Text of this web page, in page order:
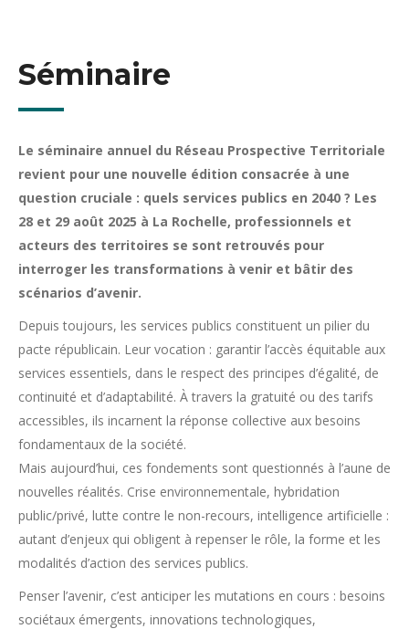
Séminaire
Le séminaire annuel du Réseau Prospective Territoriale
revient pour une nouvelle édition consacrée à une
question cruciale : quels services publics en 2040 ? Les
28 et 29 août 2025 à La Rochelle, professionnels et
acteurs des territoires se sont retrouvés pour
interroger les transformations à venir et bâtir des
scénarios d’avenir.
Depuis toujours, les services publics constituent un pilier du
pacte républicain. Leur vocation : garantir l’accès équitable aux
services essentiels, dans le respect des principes d’égalité, de
continuité et d’adaptabilité. À travers la gratuité ou des tarifs
accessibles, ils incarnent la réponse collective aux besoins
fondamentaux de la société.
Mais aujourd’hui, ces fondements sont questionnés à l’aune de
nouvelles réalités. Crise environnementale, hybridation
public/privé, lutte contre le non-recours, intelligence artificielle :
autant d’enjeux qui obligent à repenser le rôle, la forme et les
modalités d’action des services publics.
Penser l’avenir, c’est anticiper les mutations en cours : besoins
sociétaux émergents, innovations technologiques,